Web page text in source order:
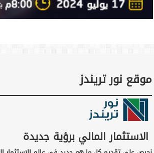
موقع نور تريندز
الاستثمار المالي برؤية جديدة